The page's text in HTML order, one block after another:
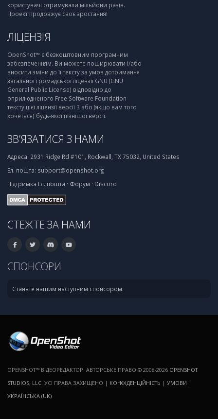
користувачі отримували мільйони разів.
Проект продовжує своє зростання!
ЛІЦЕНЗІЯ
OpenShot™ є безкоштовним програмним
забезпеченням. Ви можете поширювати і/або
вносити зміни до її тексту за умов дотримання
загальної громадської ліцензії GNU (GNU
General Public License) відповідно до
оприлюдненого Free Software Foundation
тексту цієї ліцензії версії 3 або (якщо вам того
хочеться) будь-якої пізнішої версії.
ЗВ’ЯЗАТИСЯ З НАМИ
Адреса: 2931 Ridge Rd #101, Rockwall, TX 75032, United States
Ел. пошта: support@openshot.org
Підтримка Ел. пошта · Форум · Discord
СТЕЖТЕ ЗА НАМИ
СПОНСОРИ
Станьте нашим наступним спонсором.
OPENSHOT™ ВІДЕОРЕДАКТОР. АВТОРСЬКЕ ПРАВО © 2008-2026 OPENSHOT
STUDIOS, LLC . УСІ ПРАВА ЗАХИЩЕНО | КОНФІДЕНЦІЙНІСТЬ | УМОВИ |
УКРАЇНСЬКА (UK)